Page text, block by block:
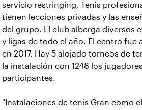
servicio restringing. Tenis
tienen lecciones privadas y las
del grupo. El club alberga diversos
y ligas de todo el año. El centro fue
en 2017. Hay 5 alojado torneos de
la instalación con 1248 los jugadores
participantes.
"Instalaciones de tenis Gran como el